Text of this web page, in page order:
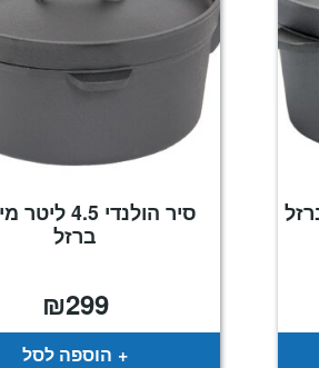
סיר הולנדי 4.5
ברזל
₪299
הוספה לסל